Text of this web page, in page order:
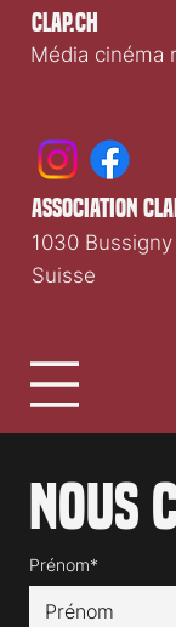
Clap.ch
Média cinéma
Nous
Prénom*
association
1030 Bussigny
Suisse